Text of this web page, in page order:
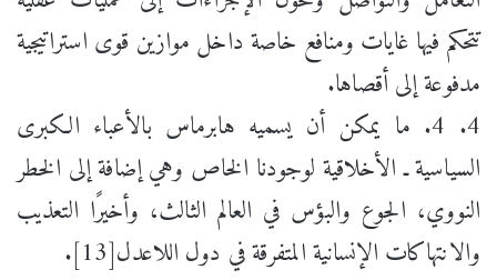
تتحكم فيها غايات ومنافع خاصة داخل موازين قوى استراتيجية
مدفوعة إلى أقصاها.
4. 4. ما يمكن أن يسميه هابرماس بالأعباء الكبرى
السياسية ـ الأخلاقية لوجودنا الخاص وهي إضافة إلى الخطر
النووي، الجوع والبؤس في العالم الثالث، وأخيرًا التعذيب
والانتهاكات الإنسانية المتفرقة في دول اللاعدل[13].